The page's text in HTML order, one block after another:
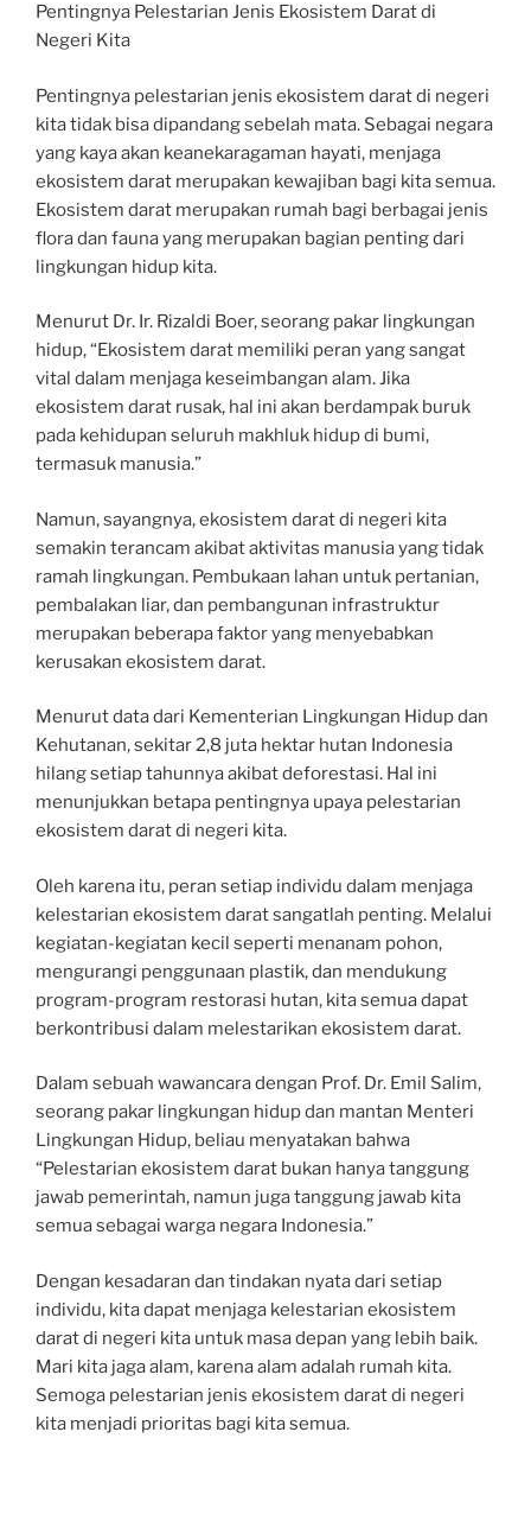
Pentingnya Pelestarian Jenis Ekosistem Darat di
Negeri Kita
Pentingnya pelestarian jenis ekosistem darat di negeri
kita tidak bisa dipandang sebelah mata. Sebagai negara
yang kaya akan keanekaragaman hayati, menjaga
ekosistem darat merupakan kewajiban bagi kita semua.
Ekosistem darat merupakan rumah bagi berbagai jenis
flora dan fauna yang merupakan bagian penting dari
lingkungan hidup kita.
Menurut Dr. Ir. Rizaldi Boer, seorang pakar lingkungan
hidup, “Ekosistem darat memiliki peran yang sangat
vital dalam menjaga keseimbangan alam. Jika
ekosistem darat rusak, hal ini akan berdampak buruk
pada kehidupan seluruh makhluk hidup di bumi,
termasuk manusia.”
Namun, sayangnya, ekosistem darat di negeri kita
semakin terancam akibat aktivitas manusia yang tidak
ramah lingkungan. Pembukaan lahan untuk pertanian,
pembalakan liar, dan pembangunan infrastruktur
merupakan beberapa faktor yang menyebabkan
kerusakan ekosistem darat.
Menurut data dari Kementerian Lingkungan Hidup dan
Kehutanan, sekitar 2,8 juta hektar hutan Indonesia
hilang setiap tahunnya akibat deforestasi. Hal ini
menunjukkan betapa pentingnya upaya pelestarian
ekosistem darat di negeri kita.
Oleh karena itu, peran setiap individu dalam menjaga
kelestarian ekosistem darat sangatlah penting. Melalui
kegiatan-kegiatan kecil seperti menanam pohon,
mengurangi penggunaan plastik, dan mendukung
program-program restorasi hutan, kita semua dapat
berkontribusi dalam melestarikan ekosistem darat.
Dalam sebuah wawancara dengan Prof. Dr. Emil Salim,
seorang pakar lingkungan hidup dan mantan Menteri
Lingkungan Hidup, beliau menyatakan bahwa
“Pelestarian ekosistem darat bukan hanya tanggung
jawab pemerintah, namun juga tanggung jawab kita
semua sebagai warga negara Indonesia.”
Dengan kesadaran dan tindakan nyata dari setiap
individu, kita dapat menjaga kelestarian ekosistem
darat di negeri kita untuk masa depan yang lebih baik.
Mari kita jaga alam, karena alam adalah rumah kita.
Semoga pelestarian jenis ekosistem darat di negeri
kita menjadi prioritas bagi kita semua.